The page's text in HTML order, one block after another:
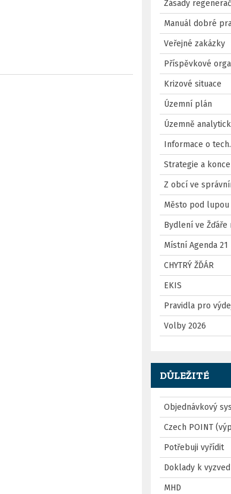
Zásady
Manuál dobré
Veřejné zakázky
Příspěvkové
Krizové situace
Územní plán
Územně
Informace o
Strategie a
Z obcí ve
Město pod lupou
Bydlení ve Žďáře
Místní Agenda 21
CHYTRÝ ŽĎÁR
EKIS
Pravidla pro
Volby 2026
DŮLEŽITÉ
Objednávkový
Czech POINT
Potřebuji vyřídit
Doklady k
MHD